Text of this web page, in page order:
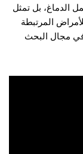
الدماغ، بل تمثل
المرتبطة
في مجال البحث